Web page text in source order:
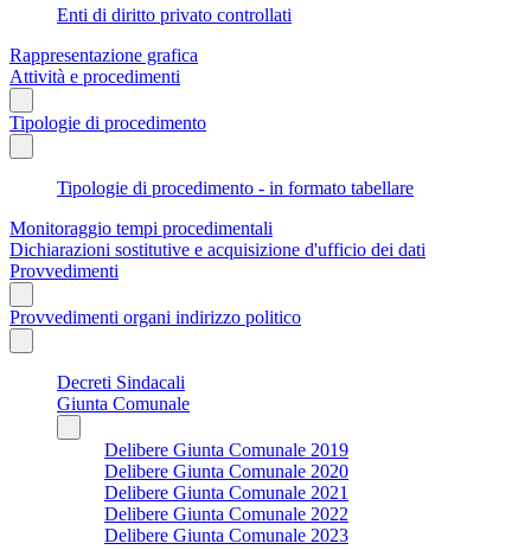
Enti di diritto privato controllati
Rappresentazione grafica
Attività e procedimenti
Tipologie di procedimento
Tipologie di procedimento - in formato tabellare
Monitoraggio tempi procedimentali
Dichiarazioni sostitutive e acquisizione d'ufficio dei dati
Provvedimenti
Provvedimenti organi indirizzo politico
Decreti Sindacali
Giunta Comunale
Delibere Giunta Comunale 2019
Delibere Giunta Comunale 2020
Delibere Giunta Comunale 2021
Delibere Giunta Comunale 2022
Delibere Giunta Comunale 2023